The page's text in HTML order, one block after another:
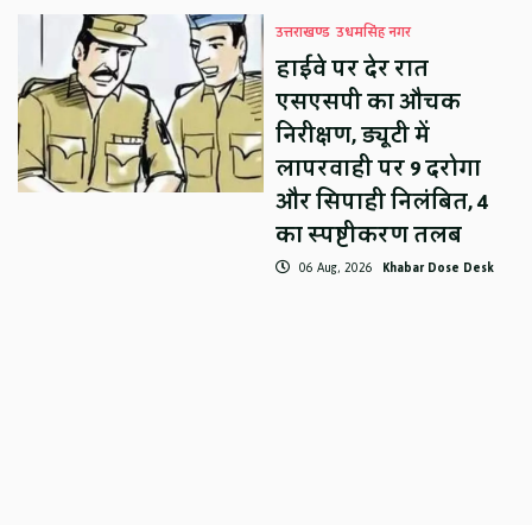
उत्तराखण्ड उधमसिंह नगर
हाईवे पर देर रात
एसएसपी का औचक
निरीक्षण, ड्यूटी में
लापरवाही पर 9 दरोगा
और सिपाही निलंबित, 4
का स्पष्टीकरण तलब
06 Aug, 2026 Khabar Dose Desk